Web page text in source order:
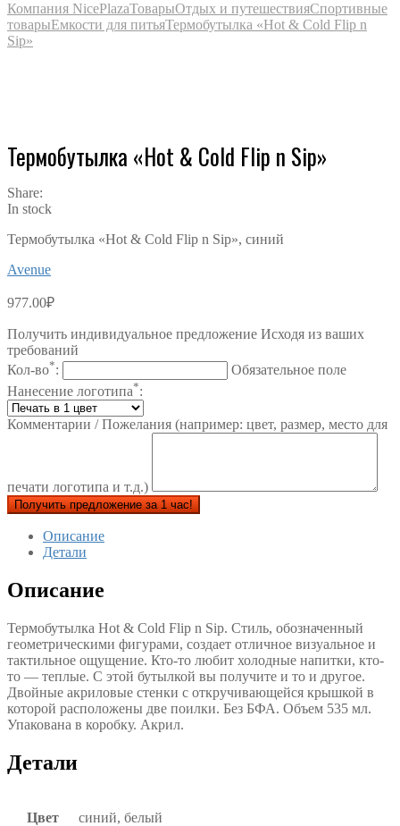
Компания NicePlazaТоварыОтдых и путешествияСпортивные
товарыЕмкости для питьяТермобутылка «Hot & Cold Flip n
Sip»
Термобутылка «Hot & Cold Flip n Sip»
Share:
In stock
Термобутылка «Hot & Cold Flip n Sip», синий
Avenue
977.00₽
Получить индивидуальное предложение Исходя из ваших
требований
Кол-во*:
Обязательное поле
Нанесение логотипа*:
Комментарии / Пожелания (например: цвет, размер, место для
печати логотипа и т.д.)
Получить предложение за 1 час!
Описание
Детали
Описание
Термобутылка Hot & Cold Flip n Sip. Стиль, обозначенный
геометрическими фигурами, создает отличное визуальное и
тактильное ощущение. Кто-то любит холодные напитки, кто-
то — теплые. С этой бутылкой вы получите и то и другое.
Двойные акриловые стенки с откручивающейся крышкой в
которой расположены две поилки. Без БФА. Объем 535 мл.
Упакована в коробку. Акрил.
Детали
Цвет синий, белый